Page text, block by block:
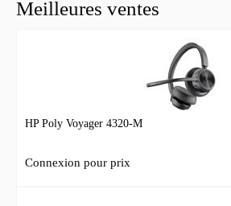
Meilleures ventes
HP Poly Voyager 4320-M
Connexion pour prix